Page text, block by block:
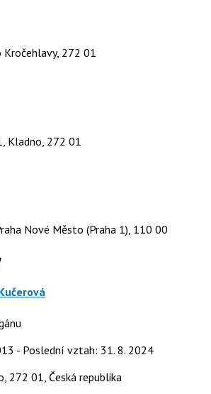
Kročehlavy, 272 01
Kladno, 272 01
Nové Město (Praha 1), 110 00
- Poslední vztah: 31. 8. 2024
272 01, Česká republika